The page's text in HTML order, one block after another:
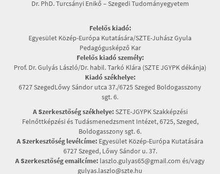
Dr. PhD. Turcsányi Enikő – Szegedi Tudományegyetem
Felelős kiadó:
Egyesület Közép-Európa Kutatására/SZTE-Juhász Gyula
Pedagógusképző Kar
Felelős kiadó személy:
Prof. Dr. Gulyás László/Dr. habil. Tarkó Klára (SZTE JGYPK dékánja)
Kiadó székhelye:
6727 SzegedLőwy Sándor utca 37./6725 Szeged Boldogasszony
sgt. 6.
A Szerkesztőség székhelye:SZTE-JGYPK Szakképzési
Felnőttképzési és Tudásmenedzsment Intézet, 6725, Szeged,
Boldogasszony sgt. 6.
A Szerkesztőség levélcíme: Egyesület Közép-Európa Kutatására
6727 Szeged, Lőwy Sándor u. 37.
A Szerkesztőség emailcíme: laszlo.gulyas65@gmail.com és/vagy
gulyas.laszlo@szte.hu